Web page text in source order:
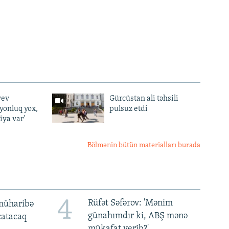
yox,
var'
Gürcüstan ali təhsili
pulsuz etdi
Bölmənin bütün materialları burada
4
Rüfət Səfərov: 'Mənim
günahımdır ki, ABŞ mənə